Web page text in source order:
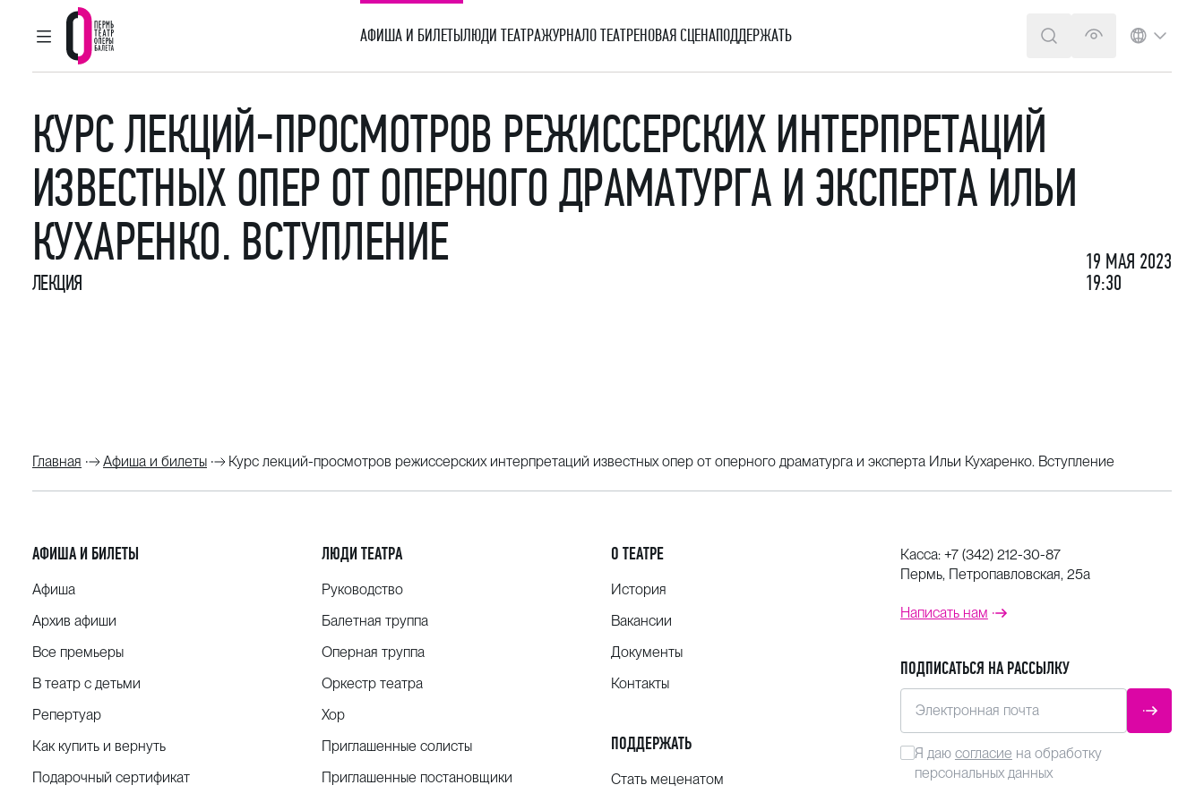
ГЛАВНОЕ МЕНЮ
Пермский театр оперы и балета
АФИША И БИЛЕТЫЛЮДИ ТЕАТРАЖУРНАЛО ТЕАТРЕНОВАЯ СЦЕНАПОДДЕРЖАТЬ ПОИСКВЕРСИЯ ДЛЯ
ЯЗЫК
КУРС ЛЕКЦИЙ-ПРОСМОТРОВ РЕЖИССЕРСКИХ ИНТЕРПРЕТАЦИЙ
ИЗВЕСТНЫХ ОПЕР ОТ ОПЕРНОГО ДРАМАТУРГА И ЭКСПЕРТА ИЛЬИ
КУХАРЕНКО. ВСТУПЛЕНИЕ
ЛЕКЦИЯ
19 МАЯ 2023
19:30
Главная Афиша и билеты Курс лекций-просмотров режиссерских интерпретаций известных опер от оперного драматурга и эксперта Ильи Кухаренко. Вступление
АФИША И БИЛЕТЫ
Афиша
Архив афиши
Все премьеры
В театр с детьми
Репертуар
Как купить и вернуть
Подарочный сертификат
ЛЮДИ ТЕАТРА
Руководство
Балетная труппа
Оперная труппа
Оркестр театра
Хор
Приглашенные солисты
Приглашенные постановщики
О ТЕАТРЕ
История
Вакансии
Документы
Контакты
ПОДДЕРЖАТЬ
Стать меценатом
Касса: +7 (342) 212-30-87
Пермь, Петропавловская, 25а
Написать нам
ПОДПИСАТЬСЯ НА РАССЫЛКУ
Электронная почта
Я даю согласие на обработку
персональных данных